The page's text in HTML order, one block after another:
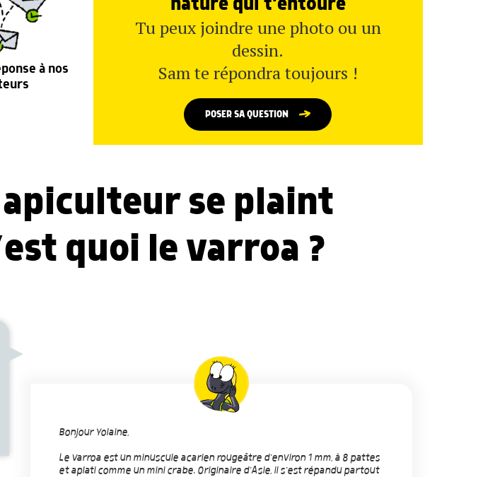
à nos
nature qui t'entoure
Tu peux joindre une photo ou un
dessin.
Sam te répondra toujours !
POSER SA QUESTION
apiculteur se plaint
quoi le varroa ?
Bonjour Yolaine,
Le varroa est un minuscule acarien rougeâtre d'environ 1 mm, à 8 pattes
et aplati comme un mini crabe. Originaire d'Asie, il s'est répandu partout